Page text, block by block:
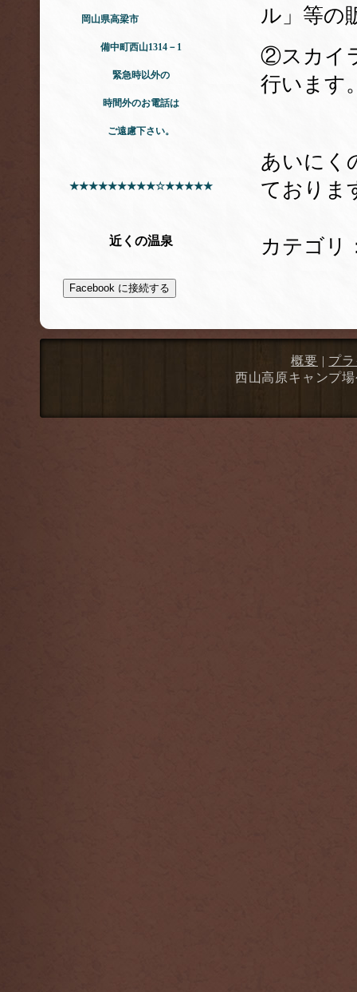
岡山県高梁市
備中町西山1314－1
緊急時以外の
時間外のお電話は
ご遠慮下さい。
★★★★★★★★★☆★★★★★
近くの温泉
Facebook に接続する
ル」等の
②スカイ
行います
あいにく
ておりま
カテゴリ
概要 | プ
西山高原キャンプ